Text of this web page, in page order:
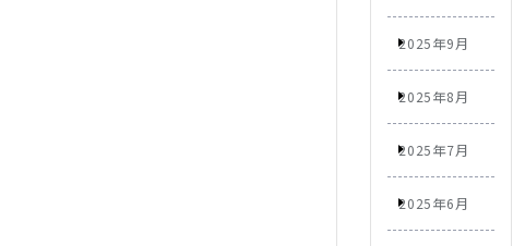
2025年9月
2025年8月
2025年7月
2025年6月